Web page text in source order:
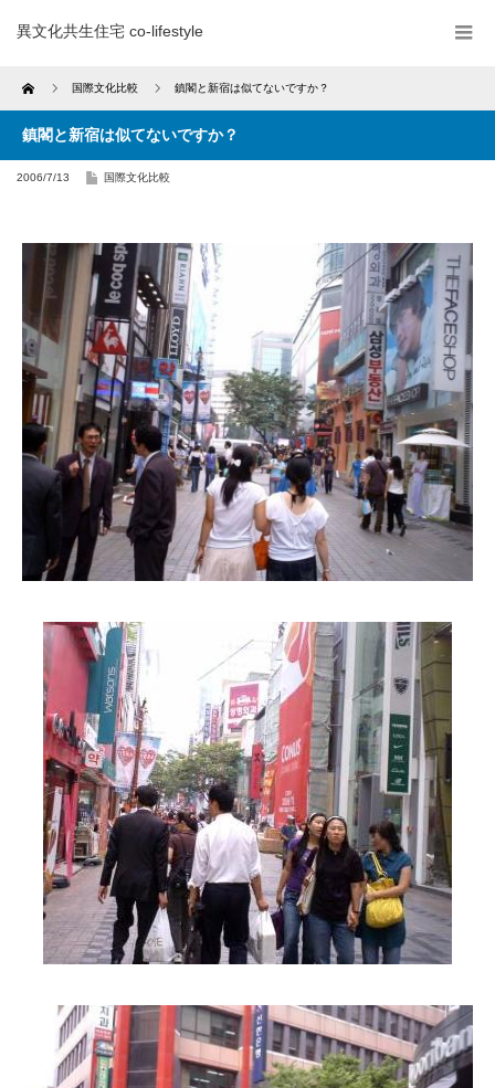
異文化共生住宅 co-lifestyle
Home 国際文化比較 鎮閣と新宿は似てないですか？
鎮閣と新宿は似てないですか？
2006/7/13 国際文化比較